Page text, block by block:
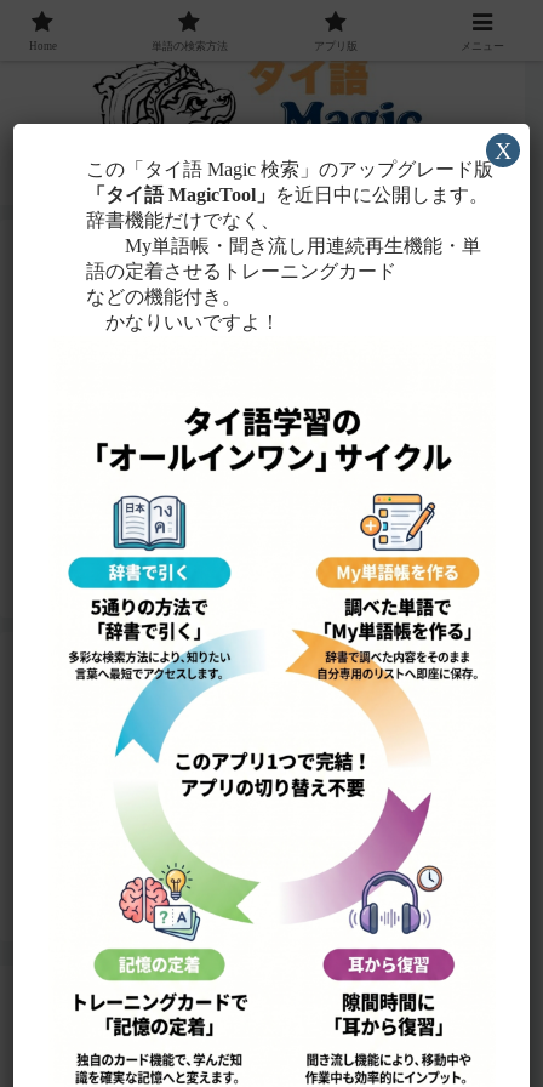
図表
声調ルール表
Home
このサイトについて
単語の検索法
よくある検索ミス！
アプリ版（
販売中止）
Home 単語の検索方法 アプリ版 メニュー
この「タイ語 Magic 検索」のアップグレード版
「タイ語 MagicTool」
を近日中に公開します。
辞書機能だけでなく、
My単語帳・聞き流し用連続再生機能・単
語の定着させるトレーニングカード
などの機能付き。
かなりいいですよ！
X